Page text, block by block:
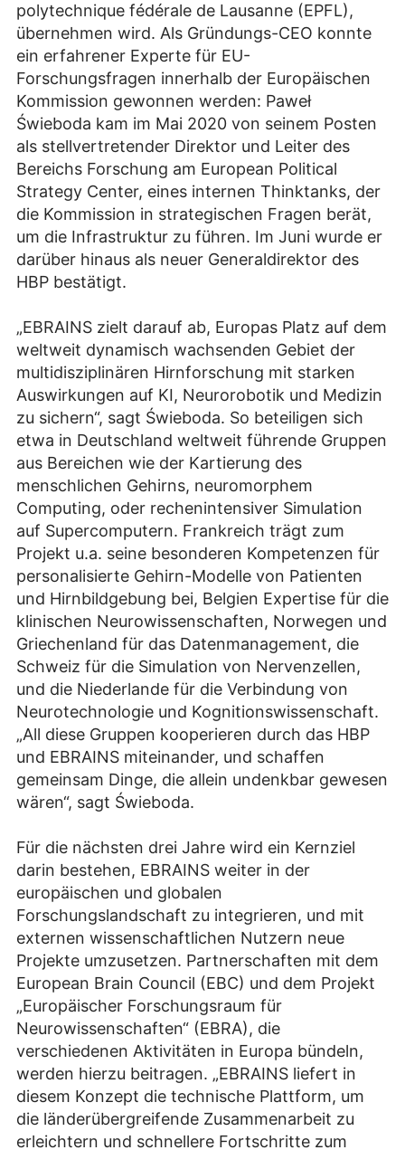
polytechnique fédérale de Lausanne (EPFL),
übernehmen wird. Als Gründungs-CEO konnte
ein erfahrener Experte für EU-
Forschungsfragen innerhalb der Europäischen
Kommission gewonnen werden: Paweł
Świeboda kam im Mai 2020 von seinem Posten
als stellvertretender Direktor und Leiter des
Bereichs Forschung am European Political
Strategy Center, eines internen Thinktanks, der
die Kommission in strategischen Fragen berät,
um die Infrastruktur zu führen. Im Juni wurde er
darüber hinaus als neuer Generaldirektor des
HBP bestätigt.
„EBRAINS zielt darauf ab, Europas Platz auf dem
weltweit dynamisch wachsenden Gebiet der
multidisziplinären Hirnforschung mit starken
Auswirkungen auf KI, Neurorobotik und Medizin
zu sichern“, sagt Świeboda. So beteiligen sich
etwa in Deutschland weltweit führende Gruppen
aus Bereichen wie der Kartierung des
menschlichen Gehirns, neuromorphem
Computing, oder rechenintensiver Simulation
auf Supercomputern. Frankreich trägt zum
Projekt u.a. seine besonderen Kompetenzen für
personalisierte Gehirn-Modelle von Patienten
und Hirnbildgebung bei, Belgien Expertise für die
klinischen Neurowissenschaften, Norwegen und
Griechenland für das Datenmanagement, die
Schweiz für die Simulation von Nervenzellen,
und die Niederlande für die Verbindung von
Neurotechnologie und Kognitionswissenschaft.
„All diese Gruppen kooperieren durch das HBP
und EBRAINS miteinander, und schaffen
gemeinsam Dinge, die allein undenkbar gewesen
wären“, sagt Świeboda.
Für die nächsten drei Jahre wird ein Kernziel
darin bestehen, EBRAINS weiter in der
europäischen und globalen
Forschungslandschaft zu integrieren, und mit
externen wissenschaftlichen Nutzern neue
Projekte umzusetzen. Partnerschaften mit dem
European Brain Council (EBC) und dem Projekt
„Europäischer Forschungsraum für
Neurowissenschaften“ (EBRA), die
verschiedenen Aktivitäten in Europa bündeln,
werden hierzu beitragen. „EBRAINS liefert in
diesem Konzept die technische Plattform, um
die länderübergreifende Zusammenarbeit zu
erleichtern und schnellere Fortschritte zum